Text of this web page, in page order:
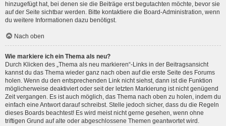
hinzugefügt hat, bei denen sie die Beiträge erst begutachten möchte, bevor sie
auf der Seite sichtbar werden. Bitte kontaktiere die Board-Administration, wenn
du weitere Informationen dazu benötigst.
Nach oben
Wie markiere ich ein Thema als neu?
Durch Klicken des „Thema als neu markieren“-Links in der Beitragsansicht
kannst du das Thema wieder ganz nach oben auf die erste Seite des Forums
holen. Wenn du den entsprechenden Link nicht siehst, dann ist die Funktion
möglicherweise deaktiviert oder seit der letzten Markierung ist nicht genügend
Zeit vergangen. Es ist auch möglich, das Thema nach oben zu holen, indem du
einfach eine Antwort darauf schreibst. Stelle jedoch sicher, dass du die Regeln
dieses Boards beachtest! Es wird meist nicht gerne gesehen, wenn ohne
triftigen Grund auf alte oder abgeschlossene Themen geantwortet wird.